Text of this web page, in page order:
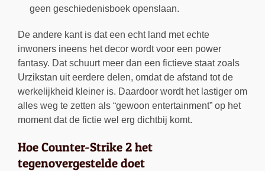
geen geschiedenisboek openslaan.
De andere kant is dat een echt land met echte
inwoners ineens het decor wordt voor een power
fantasy. Dat schuurt meer dan een fictieve staat zoals
Urzikstan uit eerdere delen, omdat de afstand tot de
werkelijkheid kleiner is. Daardoor wordt het lastiger om
alles weg te zetten als “gewoon entertainment” op het
moment dat de fictie wel erg dichtbij komt.
Hoe Counter-Strike 2 het
tegenovergestelde doet